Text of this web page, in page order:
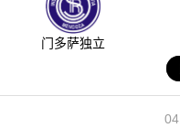
门多萨独立